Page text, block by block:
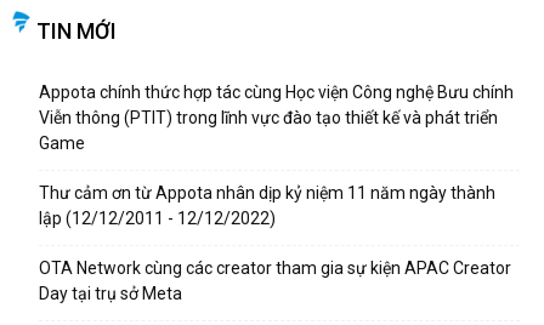
TIN MỚI
Appota chính thức hợp tác cùng Học viện Công nghệ Bưu chính
Viễn thông (PTIT) trong lĩnh vực đào tạo thiết kế và phát triển
Game
Thư cảm ơn từ Appota nhân dịp kỷ niệm 11 năm ngày thành
lập (12/12/2011 - 12/12/2022)
OTA Network cùng các creator tham gia sự kiện APAC Creator
Day tại trụ sở Meta